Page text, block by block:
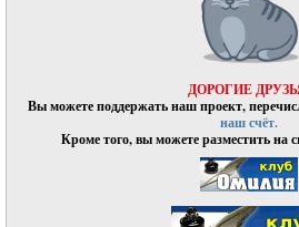
ДОРОГИЕ
Вы можете поддержать наш проект,
наш счёт.
Кроме того, вы можете разместить на